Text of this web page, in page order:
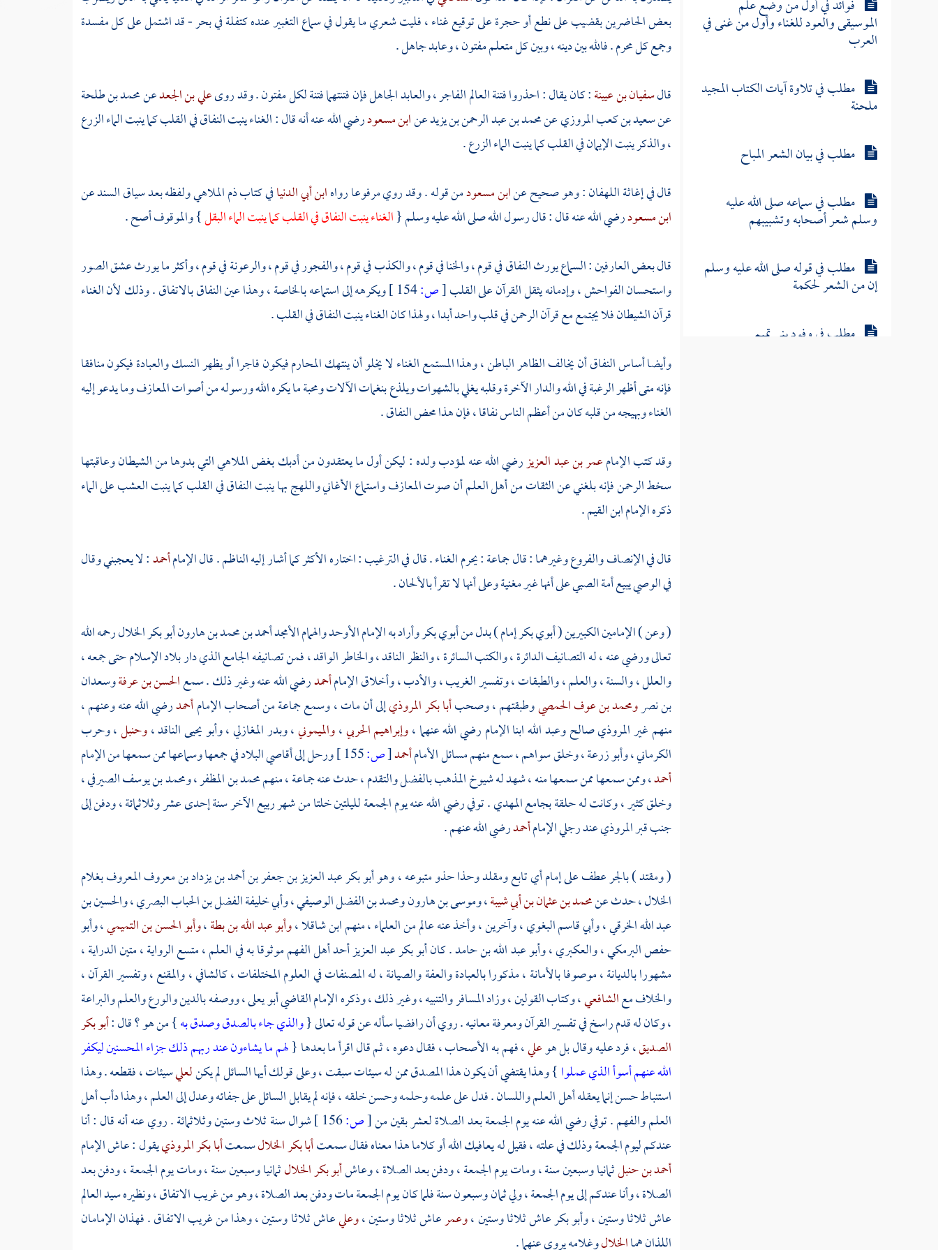
فوائد في أول من وضع علم
الموسيقى والعود للغناء وأول من غنى في
العرب
مطلب في تلاوة آيات الكتاب المجيد
ملحنة
مطلب في بيان الشعر المباح
مطلب في سماعه صلى الله عليه
وسلم شعر أصحابه وتشبيبهم
مطلب في قوله صلى الله عليه وسلم
إن من الشعر لحكمة
مطلب في وفود بني تميم
بعض الحاضرين بقضيب على نطع أو حجرة على توقيع غناء ، فليت شعري ما يقول في سماع التغبير عنده كتفلة في بحر - قد اشتمل على كل مفسدة
وجمع كل محرم . فالله بين دينه ، وبين كل متعلم مفتون ، وعابد جاهل .
قالسفيان بن عيينة: كان يقال : احذروا فتنة العالم الفاجر ، والعابد الجاهل فإن فتنتهما فتنة لكل مفتون . وقد روىعلي بن الجعدعنمحمد بن طلحة
عنسعيد بن كعب المروزيعنمحمد بن عبد الرحمن بن يزيدعنابن مسعودرضي الله عنه أنه قال : الغناء ينبت النفاق في القلب كما ينبت الماء الزرع
، والذكر ينبت الإيمان في القلب كما ينبت الماء الزرع .
قال في إغاثة اللهفان : وهو صحيح عنابن مسعودمن قوله . وقد روي مرفوعا رواهابن أبي الدنيافي كتاب ذم الملاهي ولفظه بعد سياق السند عن
ابن مسعودرضي الله عنه قال : قال رسول الله صلى الله عليه وسلم {الغناء ينبت النفاق في القلب كما ينبت الماء البقل} والموقوف أصح .
قال بعض العارفين : السماع يورث النفاق في قوم ، والخنا في قوم ، والكذب في قوم ، والفجور في قوم ، والرعونة في قوم ، وأكثر ما يورث عشق الصور
واستحسان الفواحش ، وإدمانه يثقل القرآن على القلب[ص:
ويكرهه إلى استماعه بالخاصة ، وهذا عين النفاق بالاتفاق . وذلك لأن الغناء
قرآن الشيطان فلا يجتمع مع قرآن الرحمن في قلب واحد أبدا ، ولهذا كان الغناء ينبت النفاق في القلب .
وأيضا أساس النفاق أن يخالف الظاهر الباطن ، وهذا المستمع الغناء لا يخلو أن ينتهك المحارم فيكون فاجرا أو يظهر النسك والعبادة فيكون منافقا
فإنه متى أظهر الرغبة في الله والدار الآخرة وقلبه يغلي بالشهوات ويلذع بنغمات الآلات ومحبة ما يكره الله ورسوله من أصوات المعازف وما يدعو إليه
الغناء وبهيجه من قلبه كان من أعظم الناس نفاقا ، فإن هذا محض النفاق .
وقد كتب الإمامعمر بن عبد العزيزرضي الله عنه لمؤدب ولده : ليكن أول ما يعتقدون من أدبك بغض الملاهي التي بدوها من الشيطان وعاقبتها
سخط الرحمن فإنه بلغني عن الثقات من أهل العلم أن صوت المعازف واستماع الأغاني واللهج بها ينبت النفاق في القلب كما ينبت العشب على الماء
ذكره الإمامابن القيم.
قال في الإنصاف والفروع وغيرهما : قال جماعة : يحرم الغناء . قال في الترغيب : اختاره الأكثر كما أشار إليهالناظم. قال الإمامأحمد: لا يعجبني وقال
في الوصي يبيع أمة الصبي على أنها غير مغنية وعلى أنها لا تقرأ بالألحان .
( وعن ) الإمامين الكبيرين ( أبوي بكر إمام ) بدل من أبوي بكر وأراد به الإمام الأوحد والهمام الأمجدأحمد بن محمد بن هارون أبو بكر الخلالرحمه الله
تعالى ورضي عنه ، له التصانيف الدائرة ، والكتب السائرة ، والنظر الناقد ، والخاطر الواقد ، فمن تصانيفه الجامع الذي دار بلاد الإسلام حتى جمعه ،
والعلل ، والسنة ، والعلم ، والطبقات ، وتفسير الغريب ، والأدب ، وأخلاق الإمامأحمدرضي الله عنه وغير ذلك . سمعالحسن بن عرفةوسعدان
بن نصرومحمد بن عوف الحمصيوطبقتهم ، وصحبأبا بكر المروذيإلى أن مات ، وسمع جماعة من أصحاب الإمامأحمدرضي الله عنه وعنهم ،
منهم غيرالمروذيصالحوعبد اللهابنا الإمام رضي الله عنهما ،وإبراهيم الحربي،والميموني،وبدر المغازلي،وأبو يحيى الناقد،وحنبل،وحرب
الكرماني،وأبو زرعة، وخلق سواهم ، سمع منهم مسائل الأمامأحمد[ص:
ورحل إلى أقاصي البلاد في جمعها وسماعها ممن سمعها من الإمام
أحمد، وممن سمعها ممن سمعها منه ، شهد له شيوخ المذهب بالفضل والتقدم ، حدث عنه جماعة ، منهممحمد بن المظفر،ومحمد بن يوسف الصيرفي،
وخلق كثير ، وكانت له حلقة بجامع المهدي . توفي رضي الله عنه يوم الجمعة لليلتين خلتا من شهر ربيع الآخر سنة إحدى عشر وثلاثمائة ، ودفن إلى
جنب قبرالمروذيعند رجلي الإمامأحمدرضي الله عنهم .
( ومقتد ) بالجر عطف على إمام أي تابع ومقلد وحذا حذو متبوعه ، وهوأبو بكر عبد العزيز بن جعفر بن أحمد بن يزداد بن معروف المعروف بغلام
الخلال، حدث عنمحمد بن عثمان بن أبي شيبة،وموسى بن هارونومحمد بن الفضل الوصيفي،وأبي خليفة الفضل بن الحباب البصري،والحسين بن
عبد الله الخرقي،وأبي قاسم البغوي، وآخرين ، وأخذ عنه عالم من العلماء ، منهمابن شاقلا،وأبو عبد الله بن بطة،وأبو الحسن بن التميمي،وأبو
حفص البرمكي،والعكبري،وأبو عبد الله بن حامد. كانأبو بكر عبد العزيزأحد أهل الفهم موثوقا به في العلم ، متسع الرواية ، متين الدراية ،
مشهورا بالديانة ، موصوفا بالأمانة ، مذكورا بالعبادة والعفة والصيانة ، له المصنفات في العلوم المختلفات ، كالشافي ، والمقنع ، وتفسير القرآن ،
والخلاف معالشافعي، وكتاب القولين ، وزاد المسافر والتنبيه ، وغير ذلك ، وذكره الإمام القاضيأبو يعلى، ووصفه بالدين والورع والعلم والبراعة
، وكان له قدم راسخ في تفسير القرآن ومعرفة معانيه . روي أن رافضيا سأله عن قوله تعالى {والذي جاء بالصدق وصدق به} من هو ؟ قال :أبو بكر
الصديق، فرد عليه وقال بل هوعلي، فهم به الأصحاب ، فقال دعوه ، ثم قال اقرأ ما بعدها {لهم ما يشاءون عند ربهم ذلك جزاء المحسنين ليكفر
الله عنهم أسوأ الذي عملوا} وهذا يقتضي أن يكون هذا المصدق ممن له سيئات سبقت ، وعلى قولك أيها السائل لم يكنلعليسيئات ، فقطعه . وهذا
استنباط حسن إنما يعقله أهل العلم واللسان . فدل على علمه وحلمه وحسن خلقه ، فإنه لم يقابل السائل على جفائه وعدل إلى العلم ، وهذا دأب أهل
العلم والفهم . توفي رضي الله عنه يوم الجمعة بعد الصلاة لعشر بقين من[ص:156 ]
شوال سنة ثلاث وستين وثلاثمائة . روي عنه أنه قال : أنا
عندكم ليوم الجمعة وذلك في علته ، فقيل له يعافيك الله أو كلاما هذا معناه فقال سمعتأبا بكر الخلالسمعتأبا بكر المروذييقول : عاش الإمام
أحمد بن حنبلثمانيا وسبعين سنة ، ومات يوم الجمعة ، ودفن بعد الصلاة ، وعاشأبو بكر الخلالثمانيا وسبعين سنة ، ومات يوم الجمعة ، ودفن بعد
الصلاة ، وأنا عندكم إلى يوم الجمعة ، ولي ثمان وسبعون سنة فلما كان يوم الجمعة مات ودفن بعد الصلاة ، وهو من غريب الاتفاق ، ونظيره سيد العالم
عاش ثلاثا وستين ،وأبو بكرعاش ثلاثا وستين ،وعمرعاش ثلاثا وستين ،وعليعاش ثلاثا وستين ، وهذا من غريب الاتفاق . فهذان الإمامان
اللذان هماالخلالوغلامه يروى عنهما .